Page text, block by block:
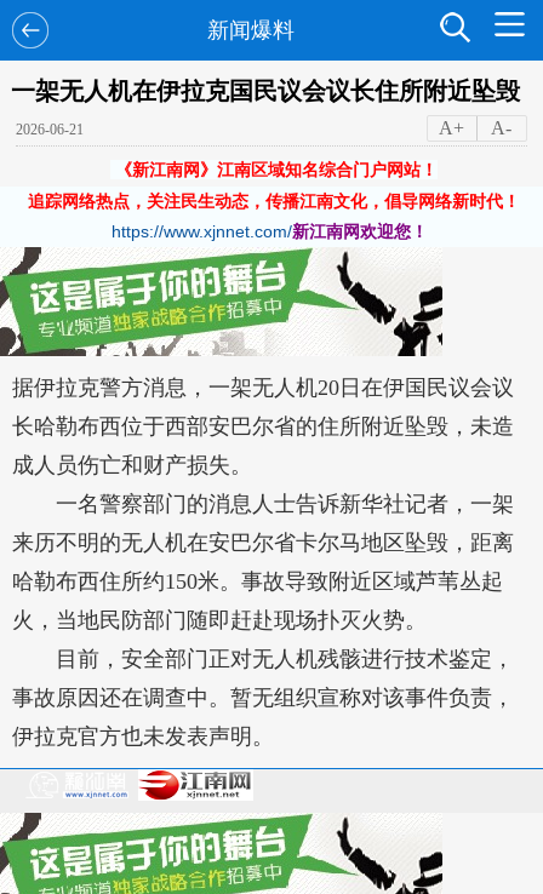
新闻爆料
一架无人机在伊拉克国民议会议长住所附近坠毁
2026-06-21 A+ A-
《新江南网》江南区域知名综合门户网站！
追踪网络热点，关注民生动态，传播江南文化，倡导网络新时代！
https://www.xjnnet.com/新江南网欢迎您！
据伊拉克警方消息，一架无人机20日在伊国民议会议
长哈勒布西位于西部安巴尔省的住所附近坠毁，未造
成人员伤亡和财产损失。
一名警察部门的消息人士告诉新华社记者，一架
来历不明的无人机在安巴尔省卡尔马地区坠毁，距离
哈勒布西住所约150米。事故导致附近区域芦苇丛起
火，当地民防部门随即赶赴现场扑灭火势。
目前，安全部门正对无人机残骸进行技术鉴定，
事故原因还在调查中。暂无组织宣称对该事件负责，
伊拉克官方也未发表声明。